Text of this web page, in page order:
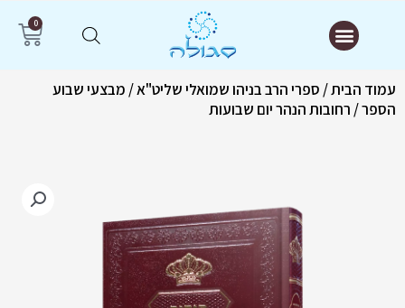
תפריט 0
עמוד הבית/ ספרי הרב בניהו שמואלי שליט"א/ מבצעי שבוע
הספר/ רחובות הנהר יום שבועות